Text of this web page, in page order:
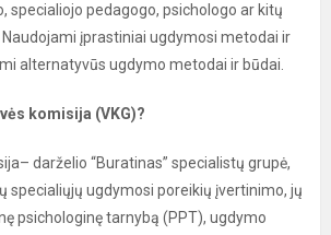
specialiojo pedagogo, psichologo ar kitų
įprastiniai ugdymosi metodai ir
alternatyvūs ugdymo metodai ir būdai.
komisija (VKG)?
darželio “Buratinas” specialistų grupė,
specialiųjų ugdymosi poreikių įvertinimo, jų
psichologinę tarnybą (PPT), ugdymo